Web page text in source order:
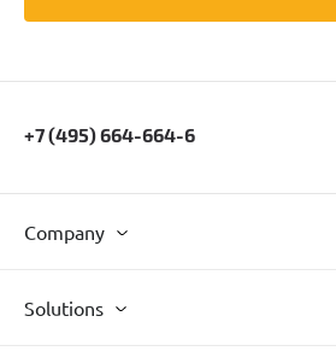
+7 (495) 664-664-6
Company
Solutions